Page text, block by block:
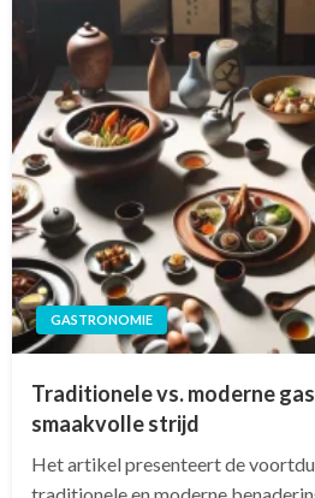
GASTRONOMIE
Traditionele vs. moderne
smaakvolle strijd
Het artikel presenteert de
traditionele en moderne